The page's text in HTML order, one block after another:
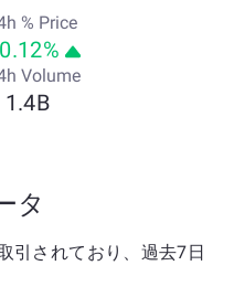
% Price
Volume
1.4B
タ
引されており、過去7日